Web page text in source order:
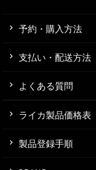
予約・購入方法
支払い・配送方法
よくある質問
ライカ製品価格表
製品登録手順